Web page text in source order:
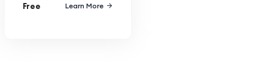
Free Learn More